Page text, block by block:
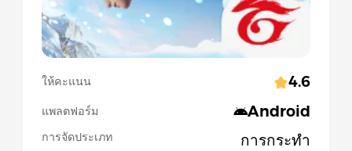
ให้คะแนน 4.6
แพลตฟอร์ม Android
การจัดประเภท การกระทำ